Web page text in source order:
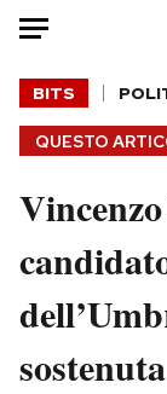
HOME
Italia
Politica
Tecnologia
Scienza
QUESTO
BITS